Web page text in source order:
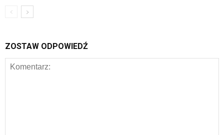
ZOSTAW ODPOWIEDŹ